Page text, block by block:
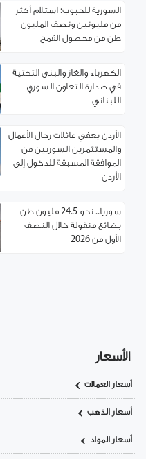
السورية للحبوب: استلام أكثر
من مليونين ونصف المليون
طن من ‌‏محصول القمح ‏
الكهرباء والغاز والبنى التحتية
في صدارة التعاون السوري
اللبناني
الأردن يعفي عائلات رجال الأعمال
والمستثمرين السوريين من
الموافقة المسبقة للدخول إلى
الأردن
سوريا.. نحو 24.5 مليون طن
بضائع منقولة خلال النصف
الأول من 2026
العراقي عبر حمص
اتفاقية توءمة بين غرفتي تجارة
ريف دمشق وإربد لتعزيز
التعاون الاقتصادي
الأسعار
أسعار العملات
أسعار الذهب
أسعار المواد